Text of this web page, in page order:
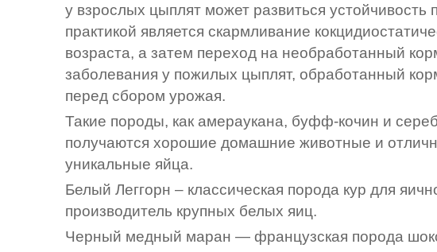
у взрослых цыплят может развиться
практикой является скармливание
возраста, а затем переход на необработанный
заболевания у пожилых цыплят, обработанный
перед сбором урожая.
Такие породы, как амераукана, буфф-кочин и
получаются хорошие домашние животные и
уникальные яйца.
Белый Леггорн – классическая порода кур для
производитель крупных белых яиц.
Черный медный маран — французская порода